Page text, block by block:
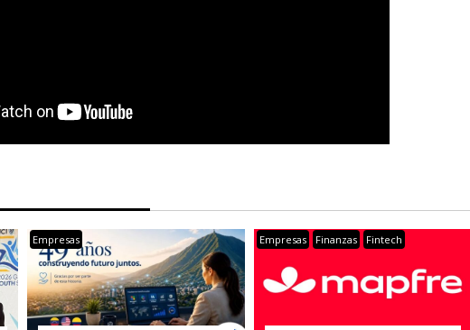
Empresas Empresas Finanzas Fintech